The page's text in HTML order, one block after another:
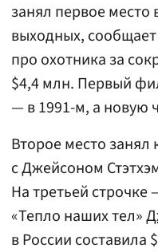
занял первое
выходных, сообщает
про охотника за
$4,4 млн. Первый
— в 1991-м, а новую
Второе место
с Джейсоном
На третьей
«Тепло наших тел»
в России